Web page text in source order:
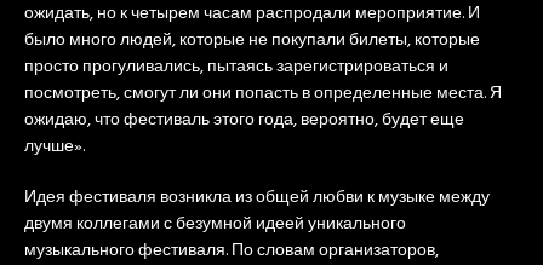
ожидать, но к четырем часам распродали мероприятие. И
было много людей, которые не покупали билеты, которые
просто прогуливались, пытаясь зарегистрироваться и
посмотреть, смогут ли они попасть в определенные места. Я
ожидаю, что фестиваль этого года, вероятно, будет еще
лучше».
Идея фестиваля возникла из общей любви к музыке между
двумя коллегами с безумной идеей уникального
музыкального фестиваля. По словам организаторов,